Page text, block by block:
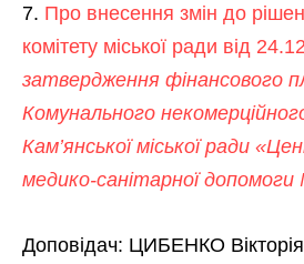
Про внесення змін до
комітету міської ради від
затвердження фінансового
Комунального
Кам’янської міської ради
медико-санітарної
Доповідач: ЦИБЕНКО